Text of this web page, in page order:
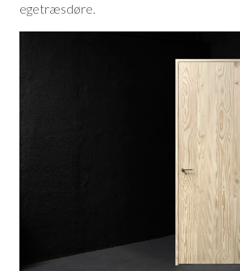
egetræsdøre.